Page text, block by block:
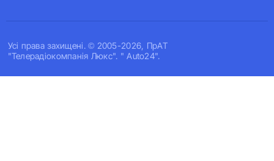
Усi права захищенi. © 2005-2026, ПрАТ
"Телерадіокомпанія Люкс". " Auto24".